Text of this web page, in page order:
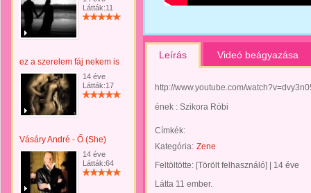
Látták:11
ez a szerelem fáj nekem is
14 éve
Látták:17
Vásáry André - Ő (She)
14 éve
Látták:64
Leírás Videó beágyazása
http://www.youtube.com/
ének : Szikora Róbi
Címkék:
Kategória: Zene
Feltöltötte: [Törölt felhasználó]
14 éve
Látta 11 ember.